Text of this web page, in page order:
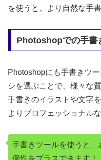
を使うと、より自然な手
Photoshopでの手書
Photoshopにも手書きツ
シを選ぶことで、様々な
手書きのイラストや文字
よりプロフェッショナル
手書きツールを使うと、